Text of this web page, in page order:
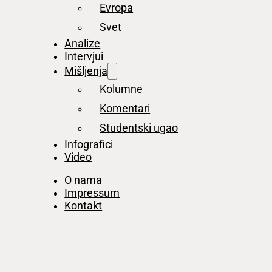
Evropa
Svet
Analize
Intervjui
Mišljenja
Kolumne
Komentari
Studentski ugao
Infografici
Video
O nama
Impressum
Kontakt